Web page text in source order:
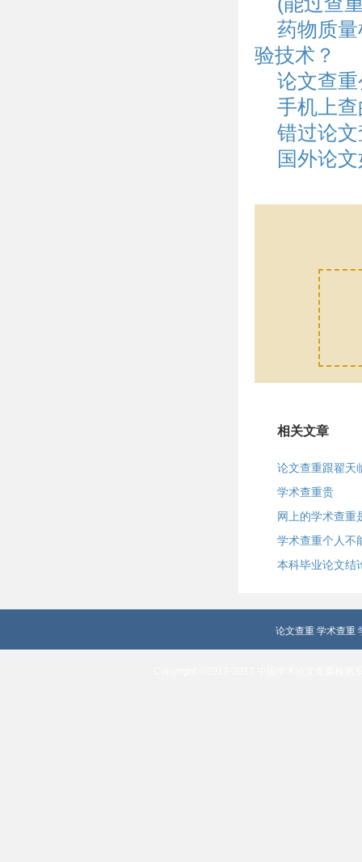
药物质
验技术？
论文查
手机上
错过论
国外论
相关文章
论文查重跟翟天
学术查重贵
网上的学术查重
学术查重个人不
本科毕业论文结
论文查重 学术查重